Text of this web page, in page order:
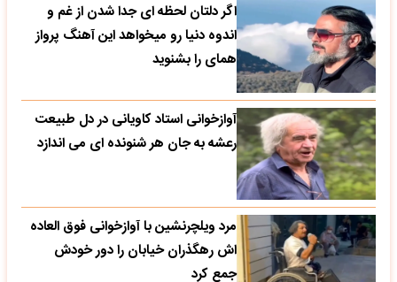
اگر دلتان لحظه ای جدا شدن از غم و
اندوه دنیا رو میخواهد این آهنگ پرواز
همای را بشنوید
آوازخوانی استاد کاویانی در دل طبیعت
رعشه به جان هر شنونده ای می اندازد
مرد ویلچرنشین با آوازخوانی فوق العاده
اش رهگذران خیابان را دور خودش
جمع کرد